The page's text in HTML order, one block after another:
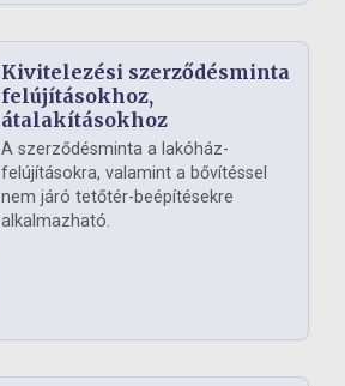
Kivitelezési szerződésminta
felújításokhoz,
átalakításokhoz
A szerződésminta a lakóház-
felújításokra, valamint a bővítéssel
nem járó tetőtér-beépítésekre
alkalmazható.